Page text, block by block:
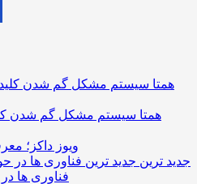
همتا سیستم مشکل گم شدن
ویوز داکز؛
جدید ترین
فناوری ها